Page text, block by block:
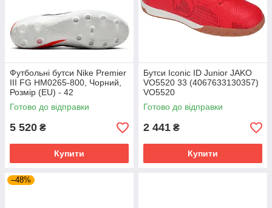
Футбольні бутси Nike Premier
III FG HM0265-800, Чорний,
Розмір (EU) - 42
Готово до відправки
5 520 ₴
Купити
Бутси Iconic ID Junior JAKO
VO5520 33 (4067633130357)
VO5520
Готово до відправки
2 441 ₴
Купити
–48%